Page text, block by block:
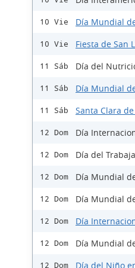
10 Vie Día Mundial
10 Vie Fiesta de San
11 Sáb Día del
11 Sáb Día Mundial
11 Sáb Santa Clara
12 Dom Día
12 Dom Día del
12 Dom Día Mundial
12 Dom Día Mundial
12 Dom Día
12 Dom Día Mundial
12 Dom Día del Niño